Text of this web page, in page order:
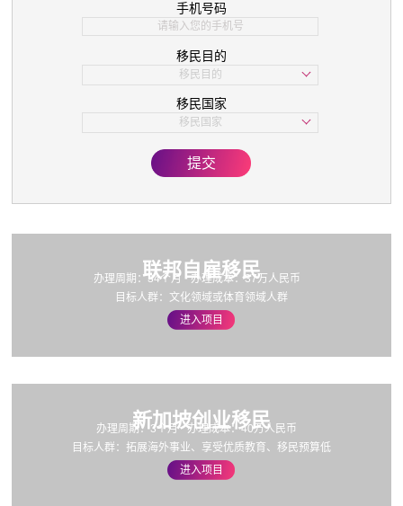
手机号码
移民目的
移民目的
子女教育
移民国家
移民国家
欧洲
亚洲
提交
联邦自雇移民
办理周期：34个月
办理成本：37万人民币
目标人群：文化领域或体育领域人群
进入项目
新加坡创业移民
办理周期：3个月
办理成本：40万人民币
目标人群：拓展海外事业、享受优质教育、移民预算低
进入项目